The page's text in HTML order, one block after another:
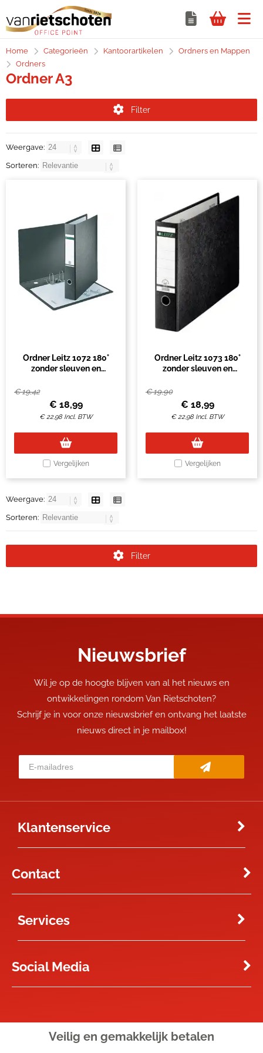
Home Categorieën Kantoorartikelen
Ordners en Mappen
Ordners
Ordner A3
Filter
Weergave:
Sorteren:
Ordner Leitz 1072 180°
zonder sleuven en
karton A3 recht zwart
€19,42
€ 18,99
€22,98 Incl. BTW
Vergelijken
Ordner Leitz 1073 180°
zonder sleuven en
karton A3 dwars zwart
€19,90
€ 18,99
€22,98 Incl. BTW
Vergelijken
Weergave:
Sorteren:
Filter
Nieuwsbrief
Wil je op de hoogte blijven van al het nieuws en
ontwikkelingen rondom Van Rietschoten?
Schrijf je in voor onze nieuwsbrief en ontvang het laatste
nieuws direct in je mailbox!
Klantenservice
Contact
Services
Social Media
Veilig en gemakkelijk betalen